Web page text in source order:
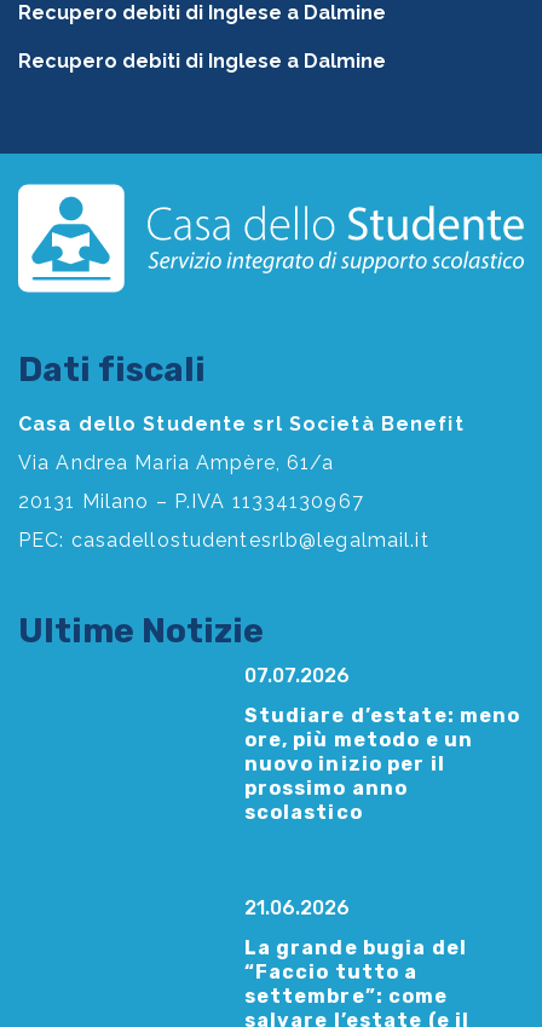
Recupero debiti di Inglese a Dalmine
Recupero debiti di Inglese a Dalmine
Dati fiscali
Casa dello Studente srl Società Benefit
Via Andrea Maria Ampère, 61/a
20131 Milano – P.IVA 11334130967
PEC: casadellostudentesrlb@legalmail.it
Ultime Notizie
07.07.2026
Studiare d’estate: meno
ore, più metodo e un
nuovo inizio per il
prossimo anno
scolastico
21.06.2026
La grande bugia del
“Faccio tutto a
settembre”: come
salvare l’estate (e il